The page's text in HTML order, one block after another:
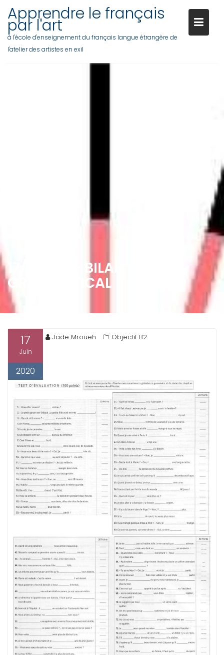
Apprendre le français
par l'art
à l'école d'enseignement du français langue étrangère de
l'atelier des artistes en exil
17/06/20 – BILAN
GRAMMATICAL
17
Juin
2020
Jade Mroueh Objectif B2